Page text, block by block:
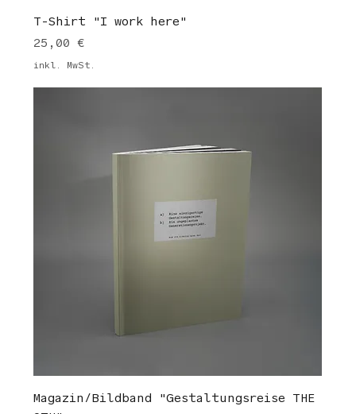
T-Shirt "I work here"
Preis
25,00 €
inkl. MwSt.
Magazin/Bildband "Gestaltungsreise THE